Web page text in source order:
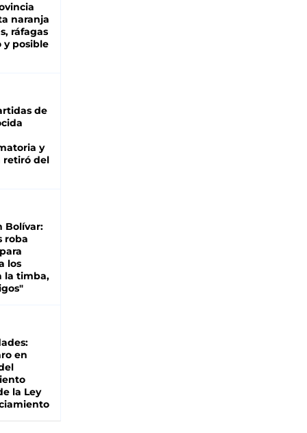
naranja
ráfagas
y posible
de
y
retiró del
Bolívar:
roba
los
la timba,
en
la Ley